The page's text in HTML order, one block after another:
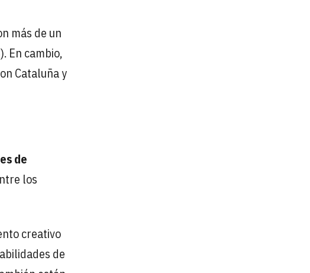
más de un
En cambio,
Cataluña y
de
los
creativo
de